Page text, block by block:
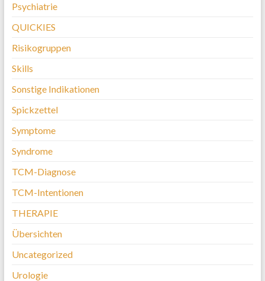
Psychiatrie
QUICKIES
Risikogruppen
Skills
Sonstige Indikationen
Spickzettel
Symptome
Syndrome
TCM-Diagnose
TCM-Intentionen
THERAPIE
Übersichten
Uncategorized
Urologie